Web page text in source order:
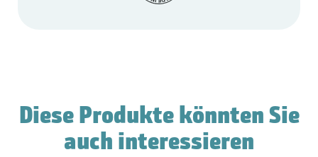
Diese Produkte könnten Sie
auch interessieren